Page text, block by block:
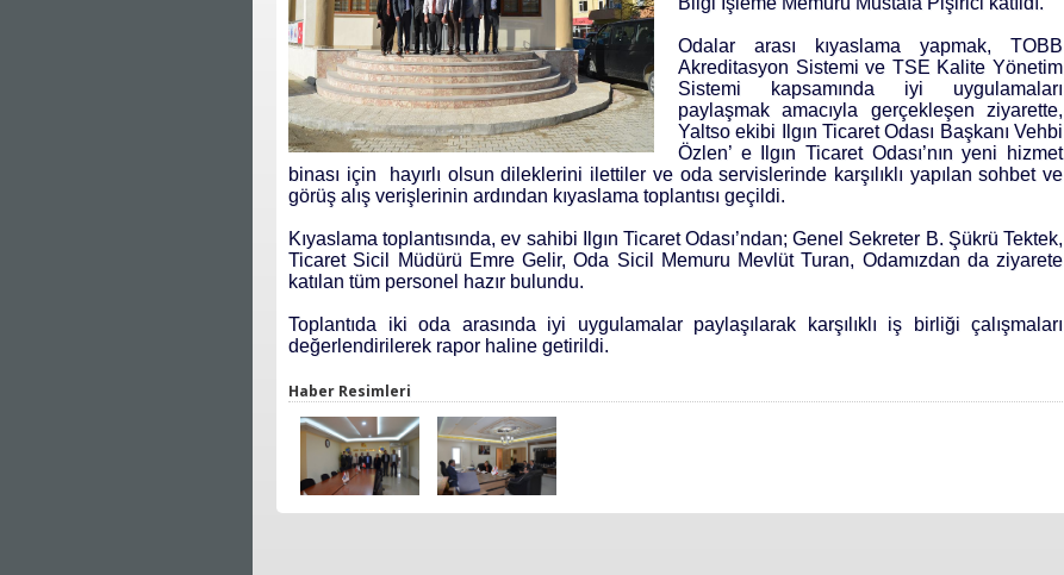
Odalar arası kıyaslama yapmak, TOBB
Akreditasyon Sistemi ve TSE Kalite Yönetim
Sistemi kapsamında iyi uygulamaları
paylaşmak amacıyla gerçekleşen ziyarette,
Yaltso ekibi Ilgın Ticaret Odası Başkanı Vehbi
Özlen’ e Ilgın Ticaret Odası’nın yeni hizmet
binası için
hayırlı olsun dileklerini ilettiler ve oda servislerinde karşılıklı yapılan sohbet ve
görüş alış verişlerinin ardından kıyaslama toplantısı geçildi.
Kıyaslama toplantısında, ev sahibi Ilgın Ticaret Odası’ndan; Genel Sekreter B. Şükrü Tektek,
Ticaret Sicil Müdürü Emre Gelir, Oda Sicil Memuru Mevlüt Turan, Odamızdan da ziyarete
katılan tüm personel hazır bulundu.
Toplantıda iki oda arasında iyi uygulamalar paylaşılarak karşılıklı iş birliği çalışmaları
değerlendirilerek rapor haline getirildi.
Haber Resimleri